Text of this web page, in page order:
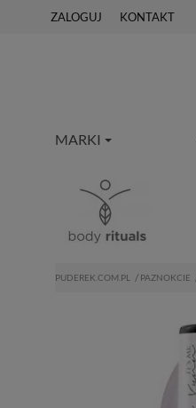
ZALOGUJ KONTAKT
MARKI
PUDEREK.COM.PL PAZNOKCIE